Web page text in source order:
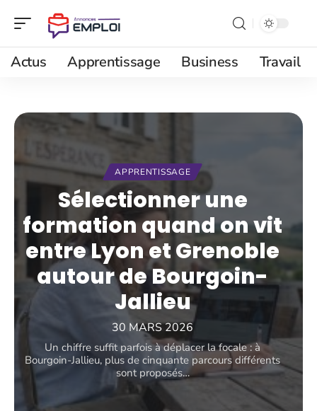
Actus Apprentissage Business Travail
APPRENTISSAGE
Sélectionner une
formation quand on vit
entre Lyon et Grenoble
autour de Bourgoin-
Jallieu
30 MARS 2026
Un chiffre suffit parfois à déplacer la focale : à
Bourgoin-Jallieu, plus de cinquante parcours différents
sont proposés…